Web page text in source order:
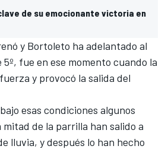
de su emocionante victoria en
y Bortoleto ha adelantado al
fue en ese momento cuando la
y provocó la salida del
esas condiciones algunos
de la parrilla han salido a
lluvia, y después lo han hecho